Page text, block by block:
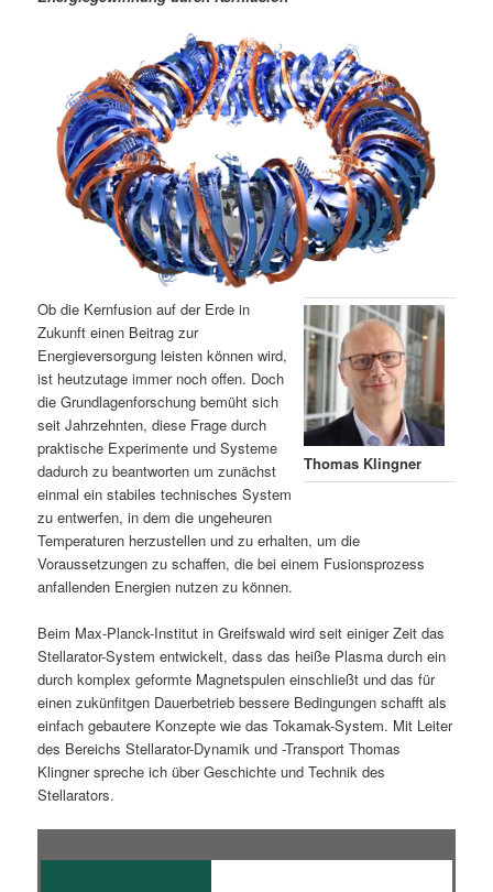
e
h
a
l
t
s
p
i
n
g
e
ä
I
n
h
a
l
t
p
r
i
n
n
Thomas Klingner
Ob die Kernfusion auf der Erde in
Zukunft einen Beitrag zur
Energieversorgung leisten können wird,
ist heutzutage immer noch offen. Doch
die Grundlagenforschung bemüht sich
seit Jahrzehnten, diese Frage durch
praktische Experimente und Systeme
dadurch zu beantworten um zunächst
einmal ein stabiles technisches System
zu entwerfen, in dem die ungeheuren
Temperaturen herzustellen und zu erhalten, um die
Voraussetzungen zu schaffen, die bei einem Fusionsprozess
anfallenden Energien nutzen zu können.
Beim Max-Planck-Institut in Greifswald wird seit einiger Zeit das
Stellarator-System entwickelt, dass das heiße Plasma durch ein
durch komplex geformte Magnetspulen einschließt und das für
einen zukünfitgen Dauerbetrieb bessere Bedingungen schafft als
einfach gebautere Konzepte wie das Tokamak-System. Mit Leiter
des Bereichs Stellarator-Dynamik und -Transport Thomas
Klingner spreche ich über Geschichte und Technik des
Stellarators.